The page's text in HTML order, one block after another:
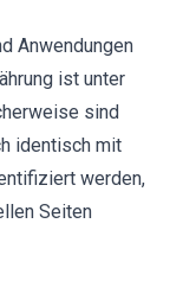
Anwendungen
ist unter
sind
identisch mit
werden,
Seiten